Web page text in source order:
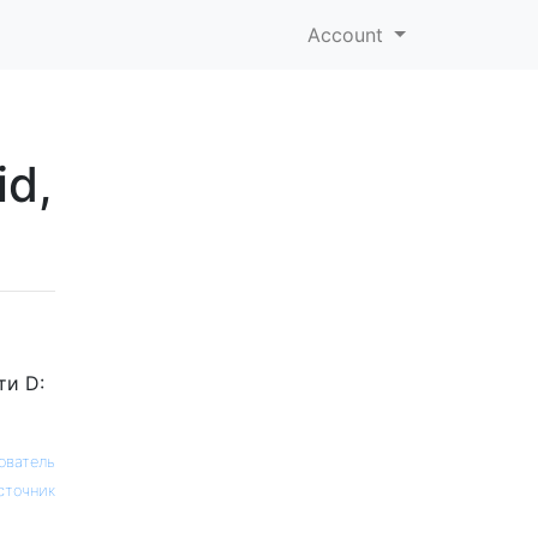
Account
D: